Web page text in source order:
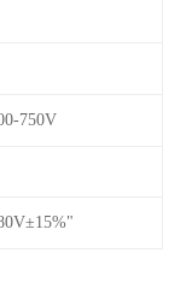
750V